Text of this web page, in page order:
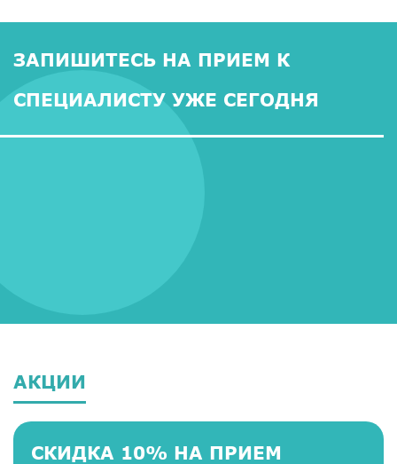
ЗАПИШИТЕСЬ НА ПРИЕМ К
СПЕЦИАЛИСТУ УЖЕ СЕГОДНЯ
АКЦИИ
СКИДКА 10% НА ПРИЕМ